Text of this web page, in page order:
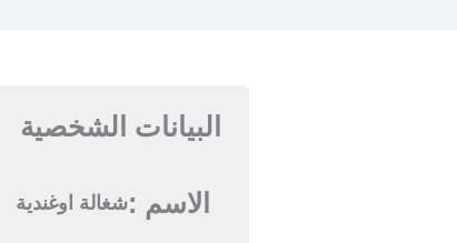
البيانات الشخصية
الاسم :شغالة اوغندية